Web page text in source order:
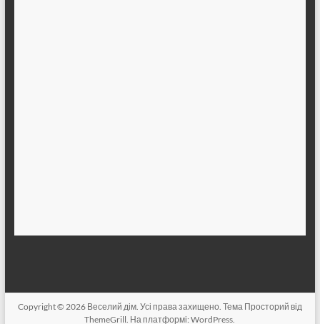
Copyright © 2026 Веселий дім. Усі права захищено. Тема Просторий від
ThemeGrill. На платформі:WordPress.